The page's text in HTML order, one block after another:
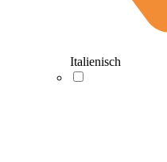
Italienisch